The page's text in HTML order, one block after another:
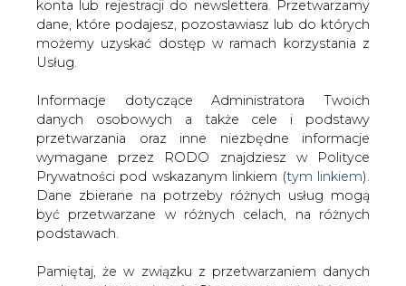
Informacje dotyczące Administratora Twoich
danych osobowych a także cele i podstawy
przetwarzania oraz inne niezbędne informacje
Prywatności pod wskazanym linkiem (tym linkiem).
Dane zbierane na potrzeby różnych usług mogą
być przetwarzane w różnych celach, na różnych
podstawach.
Pamiętaj, że w związku z przetwarzaniem danych
osobowych przysługuje Ci szereg gwarancji i praw,
a przede wszystkim prawo do odwołania zgody
danych. Prawa te będą przez nas bezwzględnie
udostępnij:
po trzech sesjach zniżek
Notowania ropy naftowej na giełdzie
się po trzech sesjach zniżek - podają